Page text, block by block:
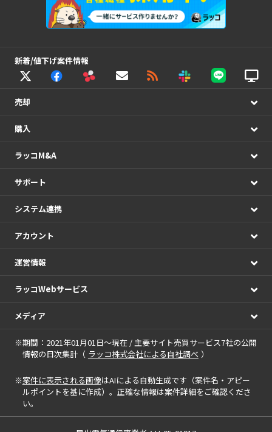
新着/値下げ案件情報
売却
購入
ラッコM&A
サポート
システム連携
アカウント
運営情報
ラッコWebサービス
メディア
※期間：2021年01月01日～現在 / 主要サイト売買サービス7社の公開
情報の日次集計（ ラッコ株式会社による自社調べ ）
※案件に表示される画像はAIによる自動生成です（案件名・アピー
ルポイントを基に作成）。正確な情報は案件詳細をご確認くださ
い。